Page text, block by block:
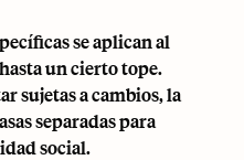
se aplican al
un cierto tope.
sujetas a cambios, la
separadas para
social.